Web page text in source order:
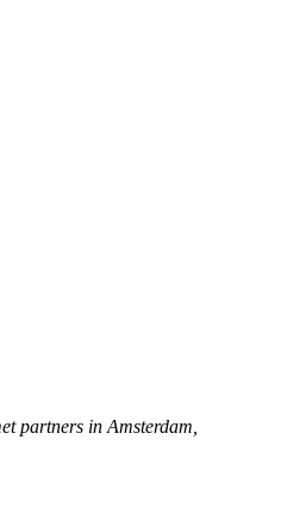
partners in Amsterdam,